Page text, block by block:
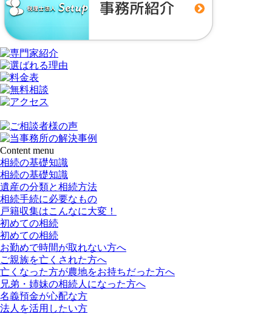
Content menu
相続の基礎知識
相続の基礎知識
遺産の分類と相続方法
相続手続に必要なもの
戸籍収集はこんなに大変！
初めての相続
初めての相続
お勤めで時間が取れない方へ
ご親族を亡くされた方へ
亡くなった方が農地をお持ちだった方へ
兄弟・姉妹の相続人になった方へ
名義預金が心配な方
法人を活用したい方